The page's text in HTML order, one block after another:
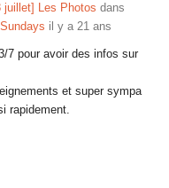
juillet] Les Photos dans
il y a 21 ans
7 pour avoir des infos sur
et super sympa
rapidement.